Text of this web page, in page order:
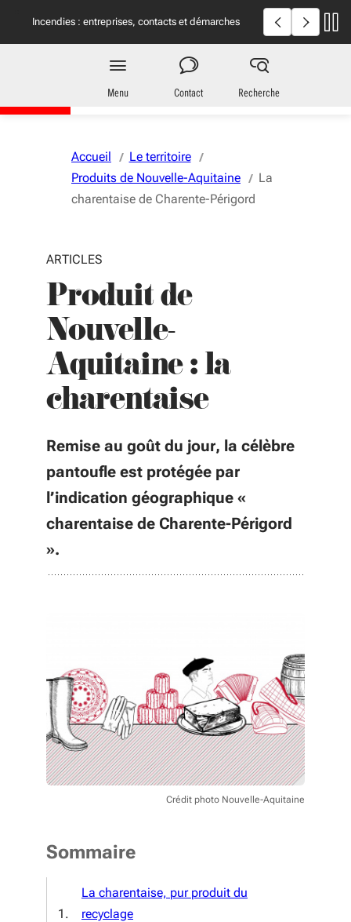
Incendies : entreprises, contacts et démarches
Incendies en
utiles
Région
Nouvelle-Aquitaine
Menu Contact Recherche
Accueil
Le territoire
Produits de Nouvelle-Aquitaine
La
charentaise de Charente-Périgord
ARTICLES
Produit de
Nouvelle-
Aquitaine : la
charentaise
Remise au goût du jour, la célèbre
pantoufle est protégée par
l’indication géographique «
charentaise de Charente-Périgord
».
Crédit photo Nouvelle-Aquitaine
Sommaire
La charentaise, pur produit du
recyclage